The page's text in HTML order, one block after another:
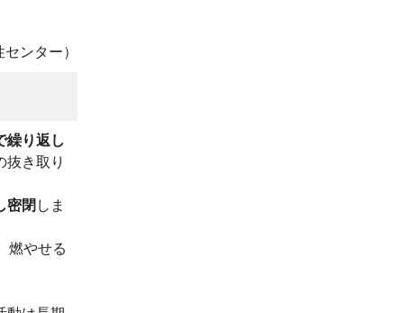
ンター）
繰り返し
抜き取り
密閉 しま
燃やせる